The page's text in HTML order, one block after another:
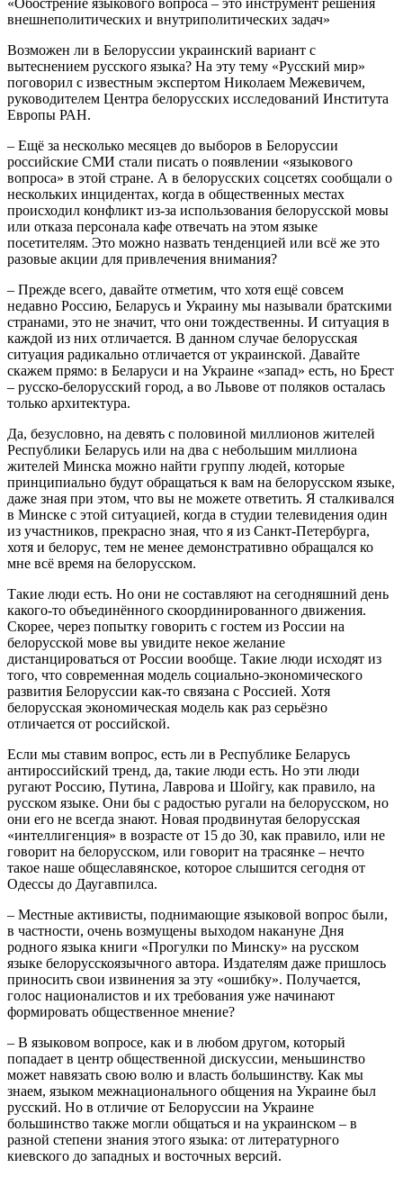
внешнеполитических и внутриполитических задач»
Возможен ли в Белоруссии украинский вариант с
вытеснением русского языка? На эту тему «Русский мир»
поговорил с известным экспертом Николаем Межевичем,
руководителем Центра белорусских исследований Института
Европы РАН.
– Ещё за несколько месяцев до выборов в Белоруссии
российские СМИ стали писать о появлении «языкового
вопроса» в этой стране. А в белорусских соцсетях сообщали о
нескольких инцидентах, когда в общественных местах
происходил конфликт из-за использования белорусской мовы
или отказа персонала кафе отвечать на этом языке
посетителям. Это можно назвать тенденцией или всё же это
разовые акции для привлечения внимания?
– Прежде всего, давайте отметим, что хотя ещё совсем
недавно Россию, Беларусь и Украину мы называли братскими
странами, это не значит, что они тождественны. И ситуация в
каждой из них отличается. В данном случае белорусская
ситуация радикально отличается от украинской. Давайте
скажем прямо: в Беларуси и на Украине «запад» есть, но Брест
– русско-белорусский город, а во Львове от поляков осталась
только архитектура.
Да, безусловно, на девять с половиной миллионов жителей
Республики Беларусь или на два с небольшим миллиона
жителей Минска можно найти группу людей, которые
принципиально будут обращаться к вам на белорусском языке,
даже зная при этом, что вы не можете ответить. Я сталкивался
в Минске с этой ситуацией, когда в студии телевидения один
из участников, прекрасно зная, что я из Санкт-Петербурга,
хотя и белорус, тем не менее демонстративно обращался ко
мне всё время на белорусском.
Такие люди есть. Но они не составляют на сегодняшний день
какого-то объединённого скоординированного движения.
Скорее, через попытку говорить с гостем из России на
белорусской мове вы увидите некое желание
дистанцироваться от России вообще. Такие люди исходят из
того, что современная модель социально-экономического
развития Белоруссии как-то связана с Россией. Хотя
белорусская экономическая модель как раз серьёзно
отличается от российской.
Если мы ставим вопрос, есть ли в Республике Беларусь
антироссийский тренд, да, такие люди есть. Но эти люди
ругают Россию, Путина, Лаврова и Шойгу, как правило, на
русском языке. Они бы с радостью ругали на белорусском, но
они его не всегда знают. Новая продвинутая белорусская
«интеллигенция» в возрасте от 15 до 30, как правило, или не
говорит на белорусском, или говорит на трасянке – нечто
такое наше общеславянское, которое слышится сегодня от
Одессы до Даугавпилса.
– Местные активисты, поднимающие языковой вопрос были,
в частности, очень возмущены выходом накануне Дня
родного языка книги «Прогулки по Минску» на русском
языке белорусскоязычного автора. Издателям даже пришлось
приносить свои извинения за эту «ошибку». Получается,
голос националистов и их требования уже начинают
формировать общественное мнение?
– В языковом вопросе, как и в любом другом, который
попадает в центр общественной дискуссии, меньшинство
может навязать свою волю и власть большинству. Как мы
знаем, языком межнационального общения на Украине был
русский. Но в отличие от Белоруссии на Украине
большинство также могли общаться и на украинском – в
разной степени знания этого языка: от литературного
киевского до западных и восточных версий.